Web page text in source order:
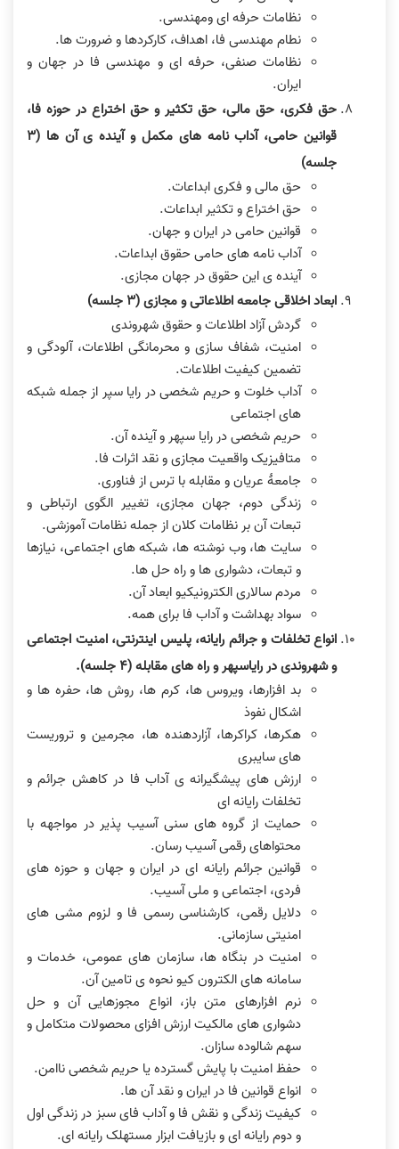
نظامات حرفه ای ومهندسی.
نطام مهندسی فا، اهداف، کارکردها و ضرورت ها.
نظامات صنفی، حرفه ای و مهندسی فا در جهان و
ایران.
حق فکری، حق مالی، حق تکثیر و حق اختراع در حوزه فا،
قوانین حامی، آداب نامه های مکمل و آینده ی آن ها (٣
جلسه)
حق مالی و فکری ابداعات.
حق اختراع و تکثیر ابداعات.
قوانین حامی در ایران و جهان.
آداب نامه های حامی حقوق ابداعات.
آینده ی این حقوق در جهان مجازی.
ابعاد اخلاقی جامعه اطلاعاتی و مجازی (٣ جلسه)
گردش آزاد اطلاعات و حقوق شهروندی
امنیت، شفاف سازی و محرمانگی اطلاعات، آلودگی و
تضمین کیفیت اطلاعات.
آداب خلوت و حریم شخصی در رایا سپر از جمله شبکه
های اجتماعی
حریم شخصی در رایا سپهر و آینده آن.
متافیزیک واقعیت مجازی و نقد اثرات فا.
جامعۀ عریان و مقابله با ترس از فناوری.
زندگی دوم، جهان مجازی، تغییر الگوی ارتباطی و
تبعات آن بر نظامات کلان از جمله نظامات آموزشی.
سایت ها، وب نوشته ها، شبکه های اجتماعی، نیازها
و تبعات، دشواری ها و راه حل ها.
مردم سالاری الکترونیکیو ابعاد آن.
سواد بهداشت و آداب فا برای همه.
انواع تخلفات و جرائم رایانه، پلیس اینترنتی، امنیت اجتماعی
و شهروندی در رایاسپهر و راه های مقابله (۴ جلسه).
بد افزارها، ویروس ها، کرم ها، روش ها، حفره ها و
اشکال نفوذ
هکرها، کراکرها، آزاردهنده ها، مجرمین و تروریست
های سایبری
ارزش های پیشگیرانه ی آداب فا در کاهش جرائم و
تخلفات رایانه ای
حمایت از گروه های سنی آسیب پذیر در مواجهه با
محتواهای رقمی آسیب رسان.
قوانین جرائم رایانه ای در ایران و جهان و حوزه های
فردی، اجتماعی و ملی آسیب.
دلایل رقمی، کارشناسی رسمی فا و لزوم مشی های
امنیتی سازمانی.
امنیت در بنگاه ها، سازمان های عمومی، خدمات و
سامانه های الکترون کیو نحوه ی تامین آن.
نرم افزارهای متن باز، انواع مجوزهایی آن و حل
دشواری های مالکیت ارزش افزای محصولات متکامل و
سهم شالوده سازان.
حفظ امنیت با پایش گسترده یا حریم شخصی ناامن.
انواع قوانین فا در ایران و نقد آن ها.
کیفیت زندگی و نقش فا و آداب فای سبز در زندگی اول
و دوم رایانه ای و بازیافت ابزار مستهلک رایانه ای.